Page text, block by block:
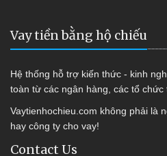
Vay tiền bằng hộ chiếu
Hệ thống hỗ trợ kiến thức - kinh
toàn từ các ngân hàng, các tổ chức
Vaytienhochieu.com không phải là
hay công ty cho vay!
Contact Us